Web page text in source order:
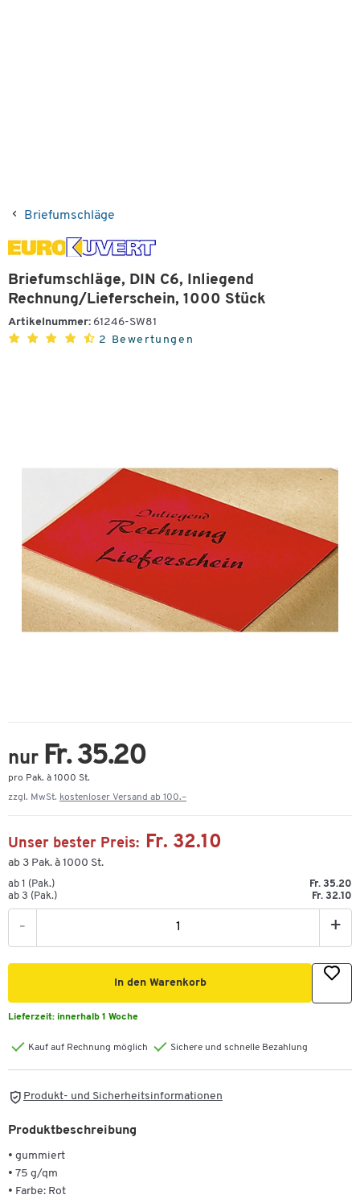
Briefumschläge
Briefumschläge, DIN C6, Inliegend
Rechnung/Lieferschein, 1000 Stück
Artikelnummer: 61246-SW81
2 Bewertungen
nur Fr. 35.20
pro Pak. à 1000 St.
zzgl. MwSt. kostenloser Versand ab 100.–
Unser bester Preis: Fr. 32.10
ab 3 Pak. à 1000 St.
ab 1 (Pak.)
Fr. 35.20
ab 3 (Pak.)
Fr. 32.10
- +
In den Warenkorb
Lieferzeit: innerhalb 1 Woche
Kauf auf Rechnung möglich Sichere und schnelle Bezahlung
Produkt- und Sicherheitsinformationen
Produktbeschreibung
• gummiert
• 75 g/qm
• Farbe: Rot